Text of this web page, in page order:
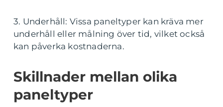
3. Underhåll: Vissa paneltyper kan kräva mer
underhåll eller målning över tid, vilket också
kan påverka kostnaderna.
Skillnader mellan olika
paneltyper